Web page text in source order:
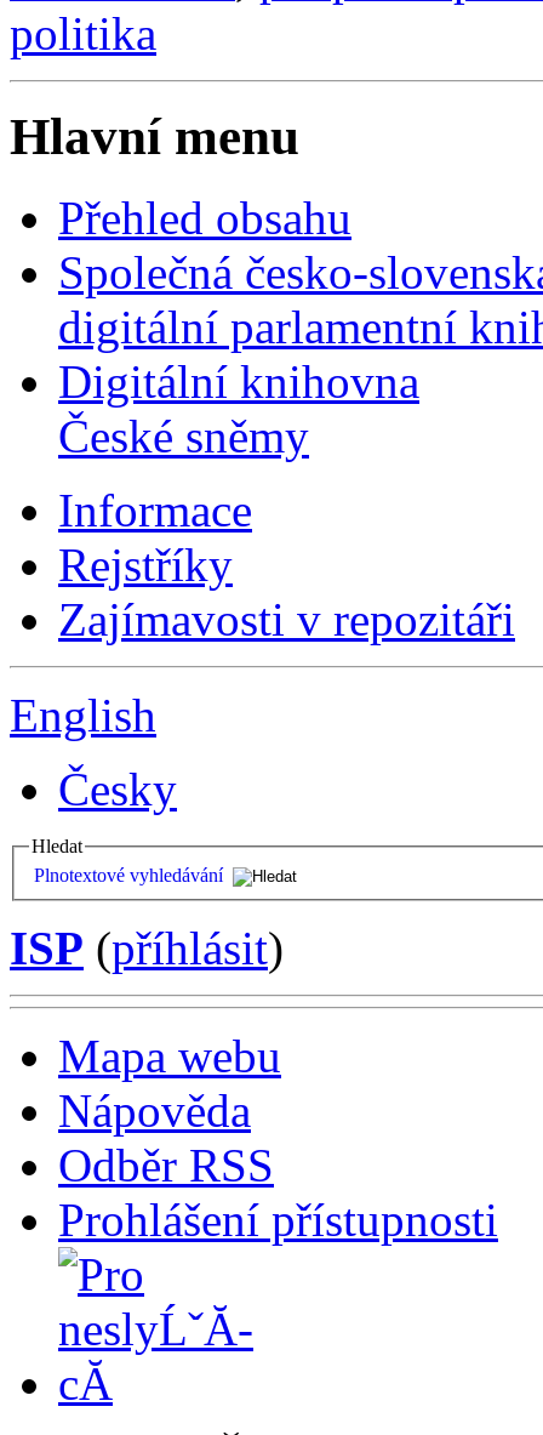
politika
Hlavní menu
Přehled obsahu
Společná česko-
digitální parlamentní
Digitální knihovna
České sněmy
Informace
Rejstříky
Zajímavosti v repozitáři
English
Česky
Hledat
Plnotextové vyhledávání
ISP (příhlásit)
Mapa webu
Nápověda
Odběr RSS
Prohlášení přístupnosti